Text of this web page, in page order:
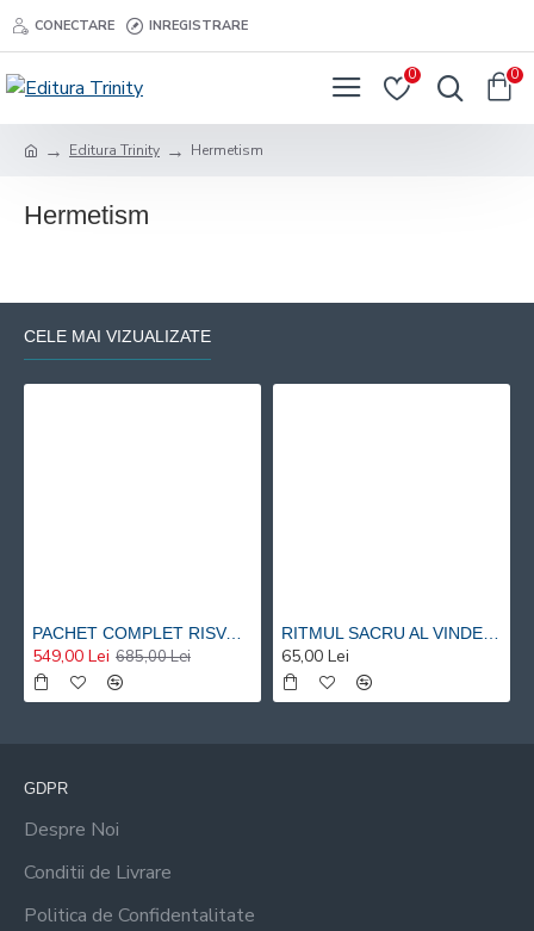
CONECTARE INREGISTRARE
0 0
Editura Trinity Hermetism
Hermetism
CELE MAI VIZUALIZATE
PACHET COMPLET RISVAN VLAD RUSU - 9 carti 20% reducere
549,00 Lei 685,00 Lei
RITMUL SACRU AL VINDECARII – O ABORDARE HOLISTICA SI METACOGNITIVA A TERAPIEI PRIN MUZICA SI PRIN VIBRATIE - Risvan Vlad Rusu
65,00 Lei
GDPR
Despre Noi
Conditii de Livrare
Politica de Confidentalitate